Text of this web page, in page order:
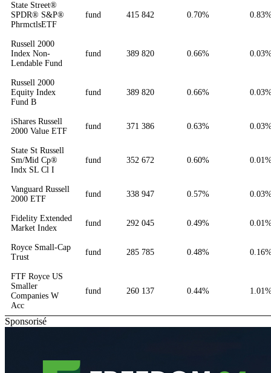
State Street®
SPDR® S&P®
PhrmctlsETF
fund 415 842 0.70%
Russell 2000
Index Non-
Lendable Fund
fund 389 820 0.66%
Russell 2000
Equity Index
Fund B
fund 389 820 0.66%
iShares Russell
2000 Value ETF
fund 371 386 0.63%
State St Russell
Sm/Mid Cp®
Indx SL Cl I
fund 352 672 0.60%
Vanguard Russell
2000 ETF
fund 338 947 0.57%
Fidelity Extended
Market Index
fund 292 045 0.49%
Royce Small-Cap
Trust
fund 285 785 0.48%
FTF Royce US
Smaller
Companies W
Acc
fund 260 137 0.44%
Sponsorisé